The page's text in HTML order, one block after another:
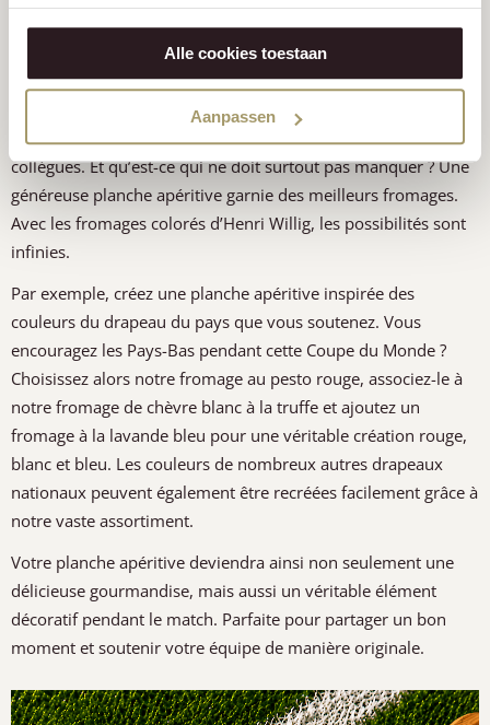
Alle cookies toestaan
Aanpassen
Partager le plaisir du football et du
Un grand tournoi de football est l’occasion idéale de passer
des soirées conviviales entre amis, en famille ou entre
collègues. Et qu’est-ce qui ne doit surtout pas manquer ? Une
généreuse planche apéritive garnie des meilleurs fromages.
Avec les fromages colorés d’Henri Willig, les possibilités sont
infinies.
Par exemple, créez une planche apéritive inspirée des
couleurs du drapeau du pays que vous soutenez. Vous
encouragez les Pays-Bas pendant cette Coupe du Monde ?
Choisissez alors notre fromage au pesto rouge, associez-le à
notre fromage de chèvre blanc à la truffe et ajoutez un
fromage à la lavande bleu pour une véritable création rouge,
blanc et bleu. Les couleurs de nombreux autres drapeaux
nationaux peuvent également être recréées facilement grâce à
notre vaste assortiment.
Votre planche apéritive deviendra ainsi non seulement une
délicieuse gourmandise, mais aussi un véritable élément
décoratif pendant le match. Parfaite pour partager un bon
moment et soutenir votre équipe de manière originale.